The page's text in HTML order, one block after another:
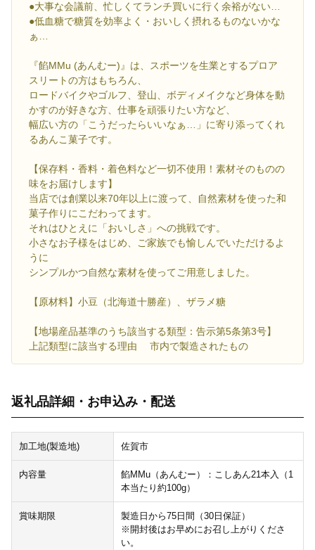
●大事な会議前、忙しくてランチ買いに行く余裕がない…
●低血糖で糖質を効率よく・おいしく摂れるものないかな
ぁ…
『餡MMu (あんむー)』は、スポーツを生業とするプロア
スリートの方はもちろん、
ロードバイクやゴルフ、登山、ボディメイクなど身体を動
かすのが好きな方、仕事を頑張りたい方など、
幅広い方の「こうだったらいいなぁ…」に寄り添ってくれ
るあんこ菓子です。
【保存料・香料・着色料など一切不使用！素材そのものの
味をお届けします】
当店では創業以来70年以上に渡って、自然素材を使った和
菓子作りにこだわってます。
それはひとえに「おいしさ」への挑戦です。
小さなお子様をはじめ、ご家族でも愉しんでいただけるよ
うに
シンプルかつ自然な素材を使ってご用意しました。
【原材料】小豆（北海道十勝産）、ザラメ糖
【地場産品基準のうち該当する類型：告示第5条第3号】
上記類型に該当する理由 市内で製造されたもの
返礼品詳細・お申込み・配送
加工地(製造地) 佐賀市
内容量
餡MMu（あんむー）：こしあん21本入（1
本当たり約100g）
賞味期限
製造日から75日間（30日保証）
※開封後はお早めにお召し上がりくださ
い。